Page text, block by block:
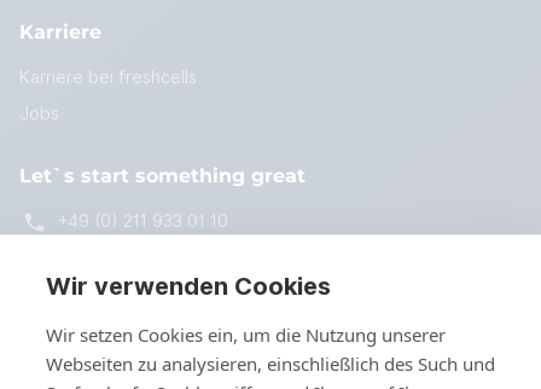
Karriere
Karriere bei freshcells
Jobs
Let`s start something great
+49 (0) 211 933 01 10
start@freshcells.de
Kontakt
Wir verwenden Cookies
Wir setzen Cookies ein, um die Nutzung unserer
Webseiten zu analysieren, einschließlich des Such und